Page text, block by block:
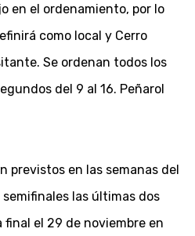
en el ordenamiento, por lo
como local y Cerro
Se ordenan todos los
del 9 al 16. Peñarol
previstos en las semanas del
las últimas dos
final el 29 de noviembre en